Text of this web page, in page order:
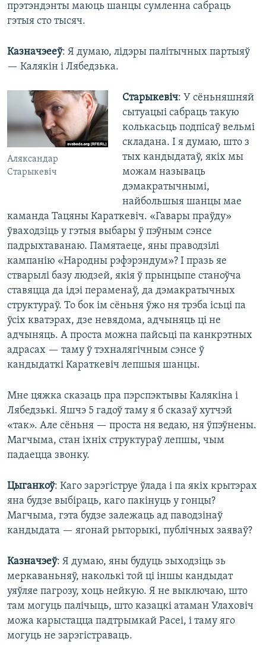
прэтэндэнты маюць шанцы сумленна сабраць
гэтыя сто тысяч.
Казначэееў: Я думаю, лідэры палітычных партыяў
— Калякін і Лябедзька.
Аляксандар
Старыкевіч
Старыкевіч: У сёньняшняй
сытуацыі сабраць такую
колькасьць подпісаў вельмі
складана. І я думаю, што з
тых кандыдатаў, якіх мы
можам называць
дэмакратычнымі,
найбольшыя шанцы мае
каманда Тацяны Караткевіч. «Гавары праўду»
ўваходзіць у гэтыя выбары ў пэўным сэнсе
падрыхтаванаю. Памятаеце, яны праводзілі
кампанію «Народны рэфэрэндум»? І празь яе
стварылі базу людзей, якія ў прынцыпе станоўча
ставяцца да ідэі пераменаў, да дэмакратычных
структураў. То бок ім сёньня ўжо ня трэба ісьці па
ўсіх кватэрах, дзе невядома, адчыняць ці не
адчыняць. А проста можна пайсьці па канкрэтных
адрасах — таму ў тэхналягічным сэнсе ў
кандыдаткі Караткевіч лепшыя шанцы.
Мне цяжка сказаць пра пэрспэктывы Калякіна і
Лябедзькі. Яшчэ 5 гадоў таму я б сказаў хутчэй
«так». Але сёньня — проста ня ведаю, ня ўпэўнены.
Магчыма, стан іхніх структураў лепшы, чым
падаецца звонку.
Цыганкоў: Каго зарэгіструе ўлада і па якіх крытэрах
яна будзе выбіраць, каго пакінуць у гонцы?
Магчыма, гэта будзе залежаць ад паводзінаў
кандыдата — ягонай рыторыкі, публічных заяваў?
Казначэеў: Я думаю, яны будуць зыходзіць зь
меркаваньняў, наколькі той ці іншы кандыдат
уяўляе пагрозу, хоць нейкую. Я не выключаю, што
там могуць палічыць, што казацкі атаман Улаховіч
можа карыстацца падтрымкай Расеі, і таму яго
могуць не зарэгістраваць.